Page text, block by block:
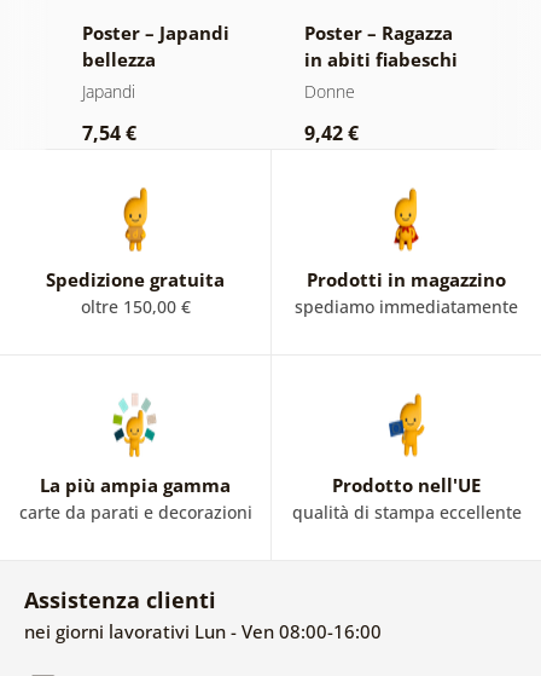
Poster – Japandi
bellezza
femminile
Japandi
7,54 €
Poster – Ragazza
in abiti fiabeschi
Donne
9,42 €
Spedizione gratuita
oltre 150,00 €
Prodotti in magazzino
spediamo immediatamente
La più ampia gamma
carte da parati e decorazioni
Prodotto nell'UE
qualità di stampa eccellente
Assistenza clienti
nei giorni lavorativi Lun - Ven 08:00-16:00